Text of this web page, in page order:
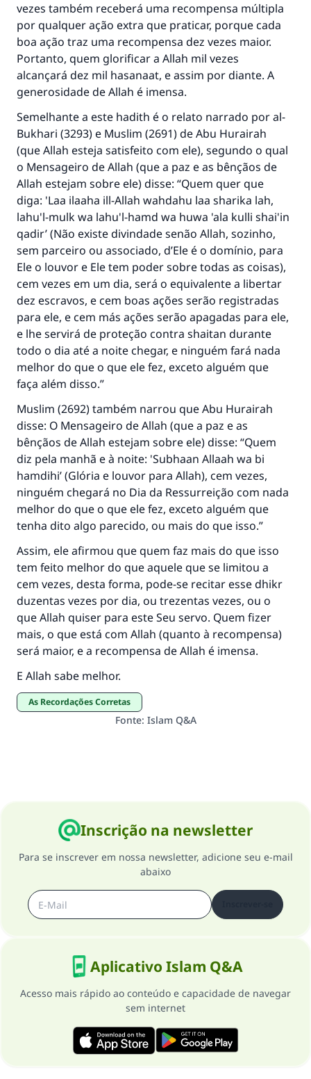
vezes também receberá uma recompensa múltipla
por qualquer ação extra que praticar, porque cada
boa ação traz uma recompensa dez vezes maior.
Portanto, quem glorificar a Allah mil vezes
alcançará dez mil hasanaat, e assim por diante. A
generosidade de Allah é imensa.
Semelhante a este hadith é o relato narrado por al-
Bukhari (3293) e Muslim (2691) de Abu Hurairah
(que Allah esteja satisfeito com ele), segundo o qual
o Mensageiro de Allah (que a paz e as bênçãos de
Allah estejam sobre ele) disse: “Quem quer que
diga: 'Laa ilaaha ill-Allah wahdahu laa sharika lah,
lahu'l-mulk wa lahu'l-hamd wa huwa 'ala kulli shai'in
qadir’ (Não existe divindade senão Allah, sozinho,
sem parceiro ou associado, d’Ele é o domínio, para
Ele o louvor e Ele tem poder sobre todas as coisas),
cem vezes em um dia, será o equivalente a libertar
dez escravos, e cem boas ações serão registradas
para ele, e cem más ações serão apagadas para ele,
e lhe servirá de proteção contra shaitan durante
todo o dia até a noite chegar, e ninguém fará nada
melhor do que o que ele fez, exceto alguém que
faça além disso.”
Muslim (2692) também narrou que Abu Hurairah
disse: O Mensageiro de Allah (que a paz e as
bênçãos de Allah estejam sobre ele) disse: “Quem
diz pela manhã e à noite: 'Subhaan Allaah wa bi
hamdihi’ (Glória e louvor para Allah), cem vezes,
ninguém chegará no Dia da Ressurreição com nada
melhor do que o que ele fez, exceto alguém que
tenha dito algo parecido, ou mais do que isso.”
Assim, ele afirmou que quem faz mais do que isso
tem feito melhor do que aquele que se limitou a
cem vezes, desta forma, pode-se recitar esse dhikr
duzentas vezes por dia, ou trezentas vezes, ou o
que Allah quiser para este Seu servo. Quem fizer
mais, o que está com Allah (quanto à recompensa)
será maior, e a recompensa de Allah é imensa.
E Allah sabe melhor.
As Recordações Corretas
Fonte: Islam Q&A
Inscrição na newsletter
Para se inscrever em nossa newsletter, adicione seu e-mail
abaixo
Aplicativo Islam Q&A
Acesso mais rápido ao conteúdo e capacidade de navegar
sem internet
CONTRIBUIR